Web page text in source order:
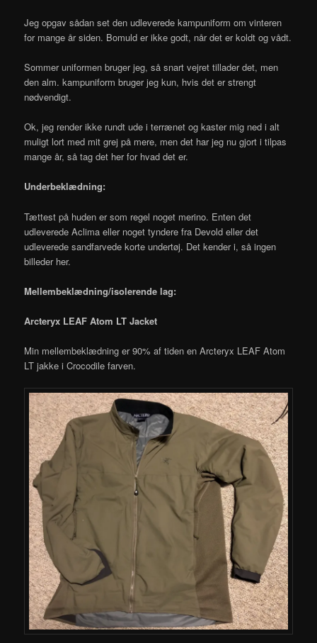
Jeg opgav sådan set den udleverede kampuniform om vinteren
for mange år siden. Bomuld er ikke godt, når det er koldt og vådt.
Sommer uniformen bruger jeg, så snart vejret tillader det, men
den alm. kampuniform bruger jeg kun, hvis det er strengt
nødvendigt.
Ok, jeg render ikke rundt ude i terrænet og kaster mig ned i alt
muligt lort med mit grej på mere, men det har jeg nu gjort i tilpas
mange år, så tag det her for hvad det er.
Underbeklædning:
Tættest på huden er som regel noget merino. Enten det
udleverede Aclima eller noget tyndere fra Devold eller det
udleverede sandfarvede korte undertøj. Det kender i, så ingen
billeder her.
Mellembeklædning/isolerende lag:
Arcteryx LEAF Atom LT Jacket
Min mellembeklædning er 90% af tiden en Arcteryx LEAF Atom
LT jakke i Crocodile farven.